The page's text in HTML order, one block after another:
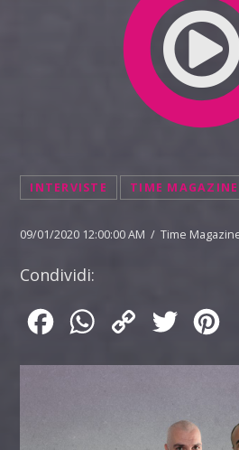
INTERVISTE TIME MAGAZINE
09/01/2020 12:00:00 AM / Time
Condividi:
FacebookWhatsApp
Copy
Twitter